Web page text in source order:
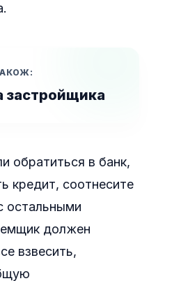
застройщика
обратиться в банк,
кредит, соотнесите
остальными
должен
взвесить,